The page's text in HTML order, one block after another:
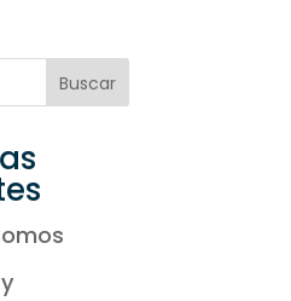
Buscar